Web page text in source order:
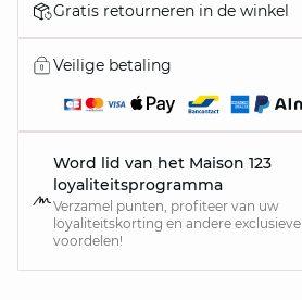
Gratis retourneren in de winkel
Veilige betaling
Word lid van het Maison 123
loyaliteitsprogramma
Verzamel punten, profiteer van uw
loyaliteitskorting en andere exclusieve
voordelen!